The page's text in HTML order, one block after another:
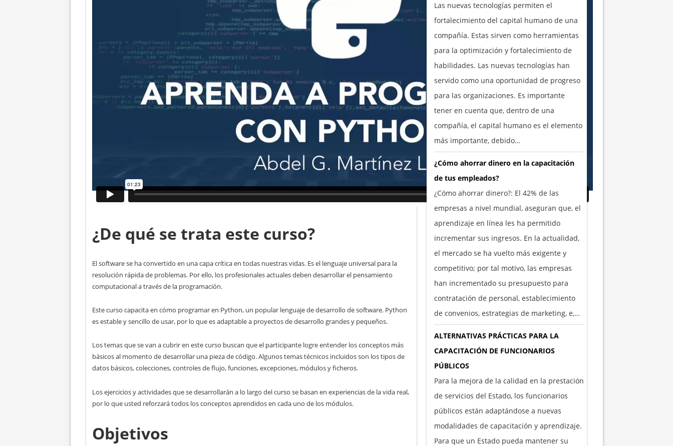
¿De qué se trata este curso?
El software se ha convertido en una capa crítica en todas nuestras vidas. Es el lenguaje universal para la
resolución rápida de problemas. Por ello, los profesionales actuales deben desarrollar el pensamiento
computacional a través de la programación.
Este curso capacita en cómo programar en Python, un popular lenguaje de desarrollo de software. Python
es estable y sencillo de usar, por lo que es adaptable a proyectos de desarrollo grandes y pequeños.
Los temas que se van a cubrir en este curso buscan que el participante logre entender los conceptos más
básicos al momento de desarrollar una pieza de código. Algunos temas técnicos incluidos son los tipos de
datos básicos, colecciones, controles de flujo, funciones, excepciones, módulos y ficheros.
Los ejercicios y actividades que se desarrollarán a lo largo del curso se basan en experiencias de la vida real,
por lo que usted reforzará todos los conceptos aprendidos en cada uno de los módulos.
Objetivos
Las nuevas tecnologías permiten el
fortalecimiento del capital humano de una
compañía. Estas sirven como herramientas
para la optimización y fortalecimiento de
habilidades. Las nuevas tecnologías han
servido como una oportunidad de progreso
para las organizaciones. Es importante
tener en cuenta que, dentro de una
compañía, el capital humano es el elemento
más importante, debido…
¿Cómo ahorrar dinero en la capacitación
de tus empleados?
¿Cómo ahorrar dinero?: El 42% de las
empresas a nivel mundial, aseguran que, el
aprendizaje en línea les ha permitido
incrementar sus ingresos. En la actualidad,
el mercado se ha vuelto más exigente y
competitivo; por tal motivo, las empresas
han incrementado su presupuesto para
contratación de personal, establecimiento
de convenios, estrategias de marketing, e,…
ALTERNATIVAS PRÁCTICAS PARA LA
CAPACITACIÓN DE FUNCIONARIOS
PÚBLICOS
Para la mejora de la calidad en la prestación
de servicios del Estado, los funcionarios
públicos están adaptándose a nuevas
modalidades de capacitación y aprendizaje.
Para que un Estado pueda mantener su